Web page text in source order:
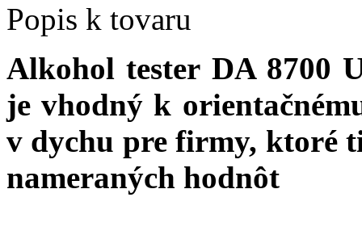
Popis k tovaru
Alkohol tester DA 8700
je vhodný k
v dychu pre firmy, ktoré
nameraných hodnôt